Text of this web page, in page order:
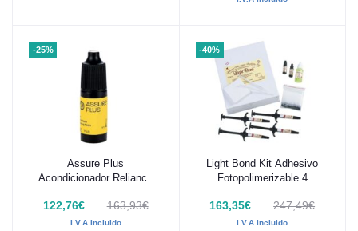
-25%
Añadir al carrito
Assure Plus
Acondicionador Reliance
122,76€ 163,93€
I.V.A Incluido
-40%
Añadir al carrito
Light Bond Kit Adhesivo
Fotopolimerizable 4
163,35€ 247,49€
I.V.A Incluido